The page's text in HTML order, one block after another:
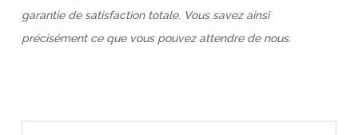
garantie de satisfaction totale. Vous savez ainsi
précisément ce que vous pouvez attendre de nous.